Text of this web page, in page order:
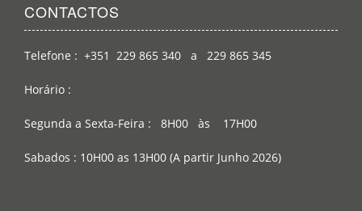
CONTACTOS
Telefone : +351 229 865 340 a 229 865 345
Horário :
Segunda a Sexta-Feira : 8H00 às 17H00
Sabados : 10H00 as 13H00 (A partir Junho 2026)